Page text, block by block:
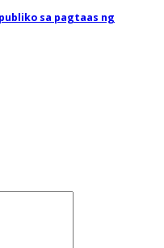
sa pagtaas ng